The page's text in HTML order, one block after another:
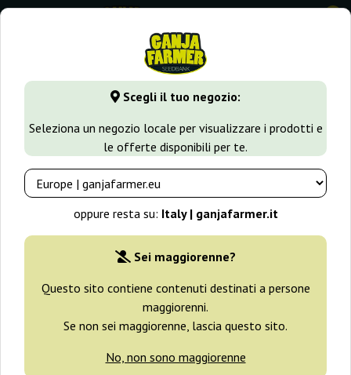
Scegli il tuo negozio:
Seleziona un negozio locale per visualizzare i prodotti e
le offerte disponibili per te.
oppure resta su: Italy | ganjafarmer.it
Sei maggiorenne?
Questo sito contiene contenuti destinati a persone
maggiorenni.
Se non sei maggiorenne, lascia questo sito.
No, non sono maggiorenne
0
GanjaFarmer.it Varietà di Cannabis Moby Dick
Moby Dick Semi
Filtri Ordinamento